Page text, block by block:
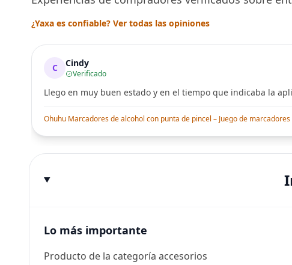
¿Yaxa es confiable? Ver todas las opiniones
C Cindy
Verificado
Llego en muy buen estado y en el tiempo que indicaba la
Ohuhu Marcadores de alcohol con punta de pincel – Juego de
Lo más importante
Producto de la categoría accesorios